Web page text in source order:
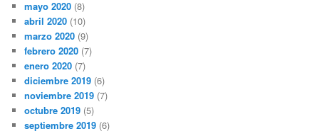
mayo 2020 (8)
abril 2020 (10)
marzo 2020 (9)
febrero 2020 (7)
enero 2020 (7)
diciembre 2019 (6)
noviembre 2019 (7)
octubre 2019 (5)
septiembre 2019 (6)